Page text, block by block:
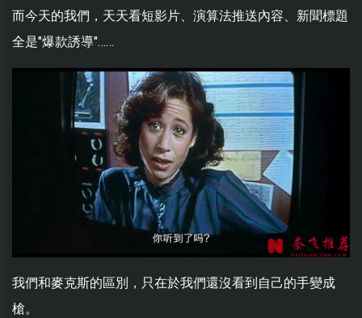
而今天的我們，天天看短影片、演算法推送內容、新聞標題
全是"爆款誘導"……
我們和麥克斯的區別，只在於我們還沒看到自己的手變成
槍。